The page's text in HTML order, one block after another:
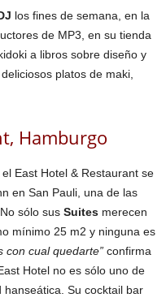
los fines de semana, en la
de MP3, en su tienda
a libros sobre diseño y
platos de maki,
Hamburgo
East Hotel & Restaurant se
en San Pauli, una de las
sólo sus Suites merecen
mínimo 25 m2 y ninguna es
con cual quedarte” confirma
Hotel no es sólo uno de
hanseática. Su cocktail bar